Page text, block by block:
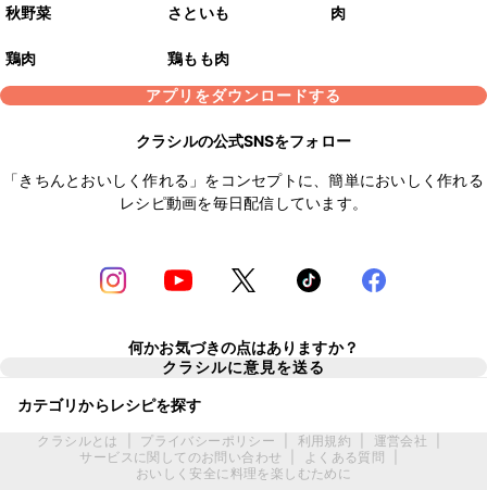
秋野菜 さといも 肉
鶏肉
鶏もも肉
アプリをダウンロードする
クラシルの公式SNSをフォロー
「きちんとおいしく作れる」をコンセプトに、簡単においしく作れる
レシピ動画を毎日配信しています。
何かお気づきの点はありますか？
クラシルに意見を送る
カテゴリからレシピを探す
クラシルとは プライバシーポリシー 利用規約 運営会社
サービスに関してのお問い合わせ
よくある質問
おいしく安全に料理を楽しむために